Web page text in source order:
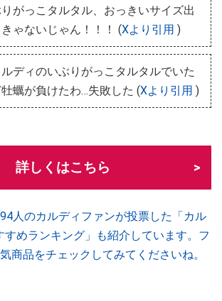
がっこタルタル、おっきいサイズ出
ゃないじゃん！！！ (Xより引用 )
ディのいぶりがっこタルタルでいた
蠣が負けたわ…失敗した (Xより引用 )
詳しくはこちら
人のカルディファンが投票した「カル
すめランキング」も紹介しています。フ
商品をチェックしてみてくださいね。